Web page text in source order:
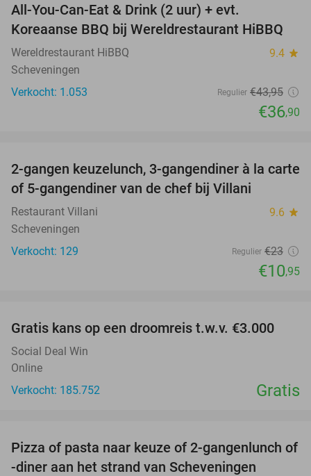
All-You-Can-Eat & Drink (2 uur) + evt.
Koreaanse BBQ bij Wereldrestaurant HiBBQ
Wereldrestaurant HiBBQ 9.4 star
Scheveningen
Verkocht: 1.053
Regulier €43,95
€36,90
52%
2-gangen keuzelunch, 3-gangendiner à la carte
of 5-gangendiner van de chef bij Villani
Restaurant Villani 9.6 star
Scheveningen
Verkocht: 129
Regulier €23
€10,95
Gratis kans op een droomreis t.w.v. €3.000
Social Deal Win
Online
Verkocht: 185.752
Gratis
39%
Pizza of pasta naar keuze of 2-gangenlunch of
-diner aan het strand van Scheveningen